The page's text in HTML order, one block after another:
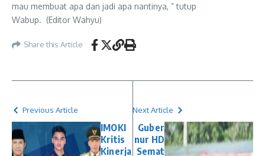
mau membuat apa dan jadi apa nantinya, ” tutup
Wabup. (Editor Wahyu)
Share this Article
Previous Article
IMOKI
Kritis
Kinerja
Next Article
Guber
nur HD
Semat